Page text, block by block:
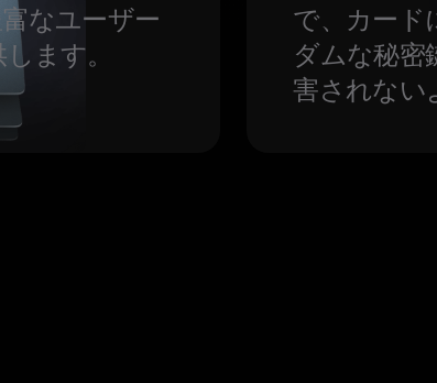
なユーザー
ます。
で、カード
ダムな秘密
害されない